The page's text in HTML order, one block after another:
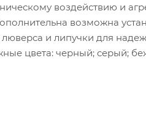
воздействию и
возможна
и липучки для
цвета: черный; серый;